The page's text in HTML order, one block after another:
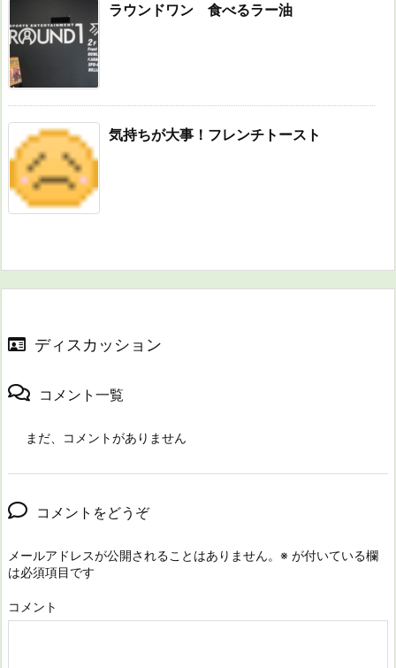
ラウンドワン 食べるラー油
気持ちが大事！フレンチトースト
ディスカッション
コメント一覧
まだ、コメントがありません
コメントをどうぞ
メールアドレスが公開されることはありません。 ※ が付いている欄
は必須項目です
コメント